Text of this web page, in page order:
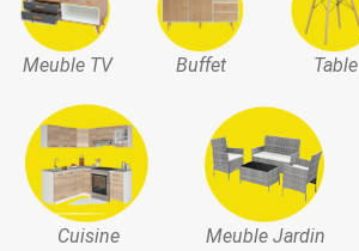
Meuble TV Buffet Table
Cuisine Meuble Jardin